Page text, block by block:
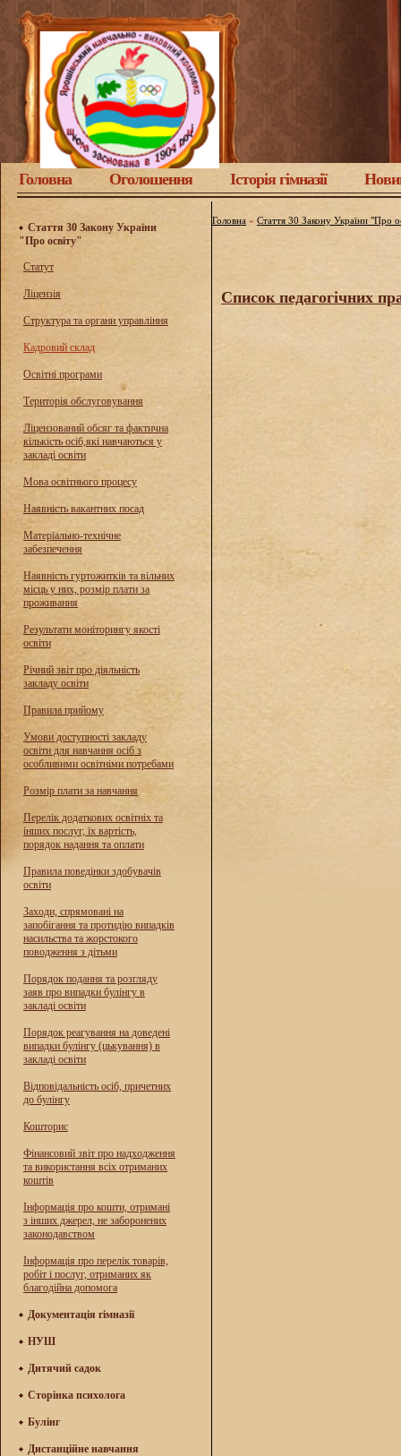
Головна Оголошення Історія гімназії
Стаття 30 Закону України
"Про освіту"
Статут
Ліцензія
Структура та органи управління
Кадровий склад
Освітні програми
Територія обслуговування
Ліцензований обсяг та фактична
кількість осіб,які навчаються у
закладі освіти
Мова освітнього процесу
Наявність вакантних посад
Матеріально-технічне
забезпечення
Наявність гуртожитків та вільних
місць у них, розмір плати за
проживання
Результати моніторингу якості
освіти
Річний звіт про діяльність
закладу освіти
Правила прийому
Умови доступності закладу
освіти для навчання осіб з
особливими освітніми потребами
Розмір плати за навчання
Перелік додаткових освітніх та
інших послуг, їх вартість,
порядок надання та оплати
Правила поведінки здобувачів
освіти
Заходи, спрямовані на
запобігання та протидію випадків
насильства та жорстокого
поводження з дітьми
Порядок подання та розгляду
заяв про випадки булінгу в
закладі освіти
Порядок реагування на доведені
випадки булінгу (цькування) в
закладі освіти
Відповідальність осіб, причетних
до булінгу
Кошторис
Фінансовий звіт про надходження
та використання всіх отриманих
коштів
Інформація про кошти, отримані
з інших джерел, не заборонених
законодавством
Інформація про перелік товарів,
робіт і послуг, отриманих як
благодійна допомога
Документація гімназії
НУШ
Дитячий садок
Сторінка психолога
Булінг
Дистанційне навчання
Головна » Стаття 30 Закону України "Про
Список педагогічних